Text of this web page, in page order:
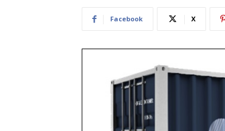
Facebook X